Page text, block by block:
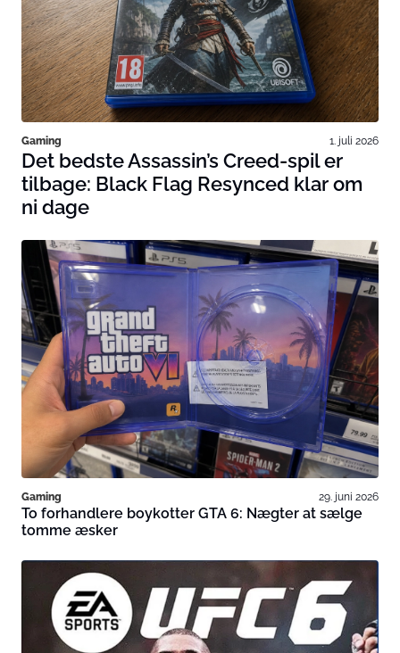
Gaming 1. juli 2026
Det bedste Assassin’s Creed-spil er
tilbage: Black Flag Resynced klar om
ni dage
Gaming 29. juni 2026
To forhandlere boykotter GTA 6: Nægter at sælge
tomme æsker